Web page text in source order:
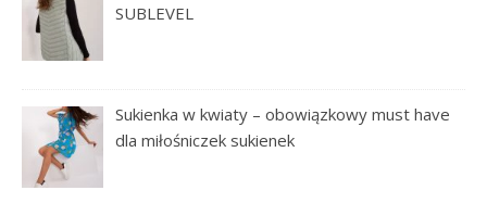
SUBLEVEL
Sukienka w kwiaty – obowiązkowy must have
dla miłośniczek sukienek